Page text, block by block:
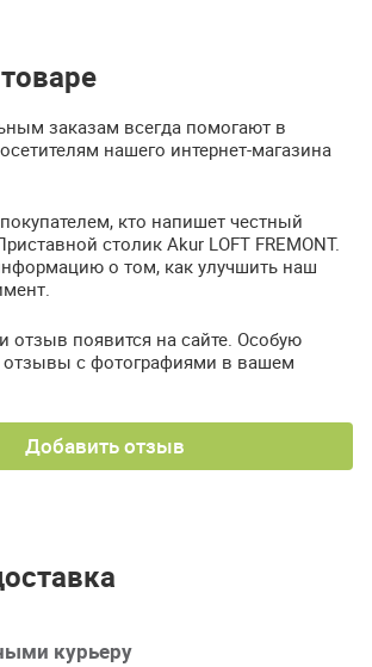
заказам всегда помогают в
нашего интернет-магазина
кто напишет честный
столик Akur LOFT FREMONT.
о том, как улучшить наш
отзыв появится на сайте. Особую
отзывы с фотографиями в вашем
Добавить отзыв
курьеру